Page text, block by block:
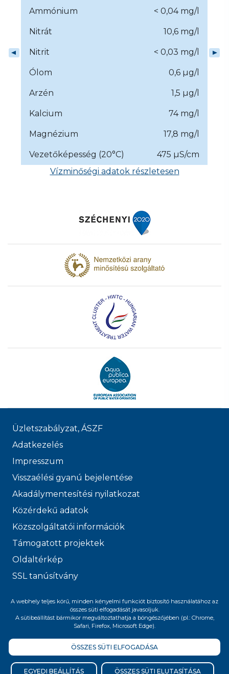
Ammónium < 0,04 mg/l
Nitrát 10,6 mg/l
Nitrit < 0,03 mg/l
Ólom 0,6 µg/l
Arzén 1,5 µg/l
Kalcium 74 mg/l
Magnézium 17,8 mg/l
Vezetőképesség (20°C)
475 µS/cm
Vízminőségi adatok részletesen
Üzletszabályzat, ÁSZF
Adatkezelés
Impresszum
Visszaélési gyanú bejelentése
Akadálymentesítési nyilatkozat
Közérdekű adatok
Közszolgáltatói információk
Támogatott projektek
Oldaltérkép
SSL tanúsítvány
© 2026 FŐVÁROSI
VÍZMŰVEK
Felnőttképzési nyilvántartási szám:
B/2020/005400
A webhely teljes körű, minden kényelmi funkciót biztosító használatához az
összes süti elfogadását javasoljuk.
A sütibeállítást bármikor megváltoztathatja a böngészőjében (pl.: Chrome,
Safari, Firefox, Microsoft Edge).
ÖSSZES SÜTI ELFOGADÁSA
EGYEDI BEÁLLÍTÁS ÖSSZES SÜTI ELUTASÍTÁSA